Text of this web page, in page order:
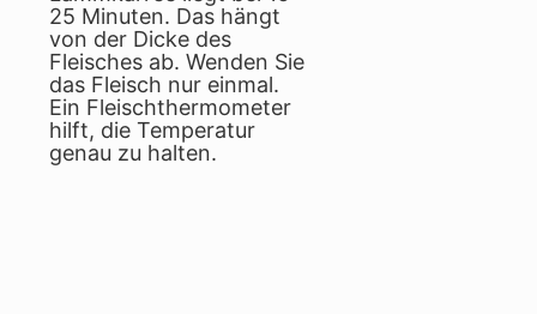
25 Minuten. Das hängt
von der Dicke des
Fleisches ab. Wenden Sie
das Fleisch nur einmal.
Ein Fleischthermometer
hilft, die Temperatur
genau zu halten.